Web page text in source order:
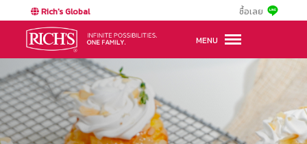
Rich's Global ซื้อเลย
MENU